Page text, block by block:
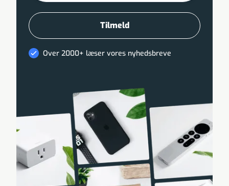
Over 2000+ læser vores nyhedsbreve